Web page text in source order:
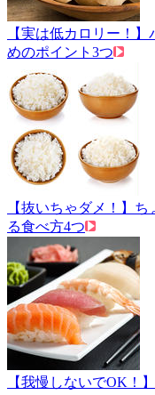
【実は低カロリー！
めのポイント3つ
【抜いちゃダメ！】
る食べ方4つ
【我慢しないでOK！